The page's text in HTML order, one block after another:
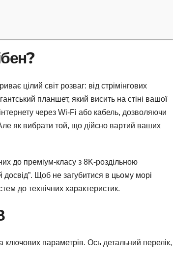
цілий світ розваг: від стрімінгових
планшет, який висить на стіні вашої
через Wi-Fi або кабель, дозволяючи
як вибрати той, що дійсно вартий ваших
до преміум-класу з 8K-роздільною
досвід”. Щоб не загубитися в цьому морі
до технічних характеристик.
ключових параметрів. Ось детальний перелік,